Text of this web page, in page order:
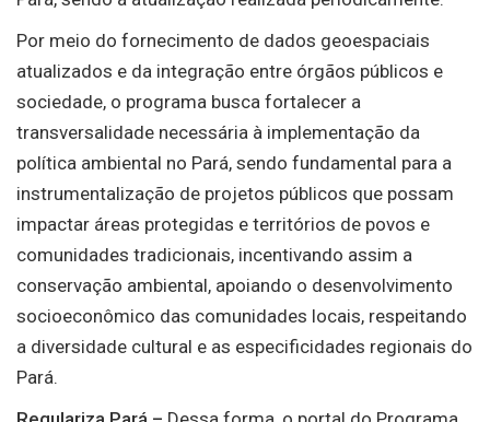
Por meio do fornecimento de dados geoespaciais
atualizados e da integração entre órgãos públicos e
sociedade, o programa busca fortalecer a
transversalidade necessária à implementação da
política ambiental no Pará, sendo fundamental para a
instrumentalização de projetos públicos que possam
impactar áreas protegidas e territórios de povos e
comunidades tradicionais, incentivando assim a
conservação ambiental, apoiando o desenvolvimento
socioeconômico das comunidades locais, respeitando
a diversidade cultural e as especificidades regionais do
Pará.